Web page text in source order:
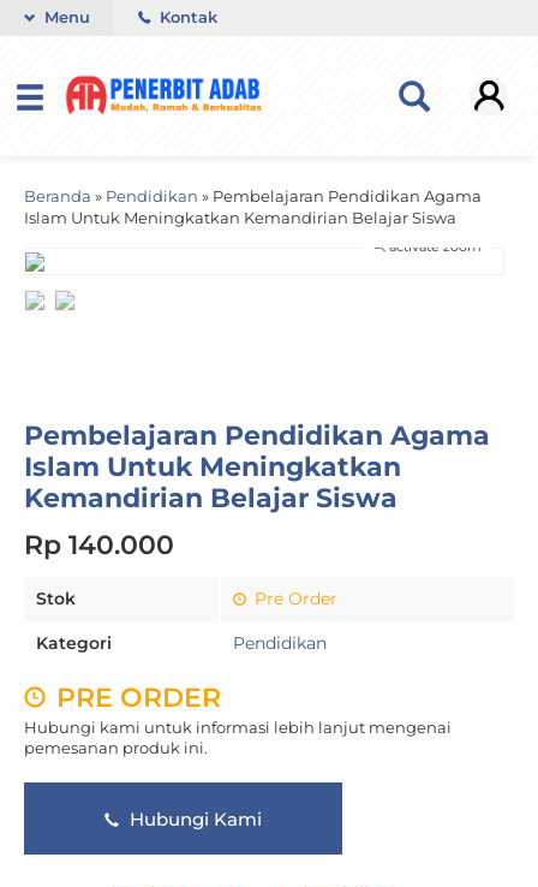
Menu Kontak
Beranda » Pendidikan » Pembelajaran Pendidikan Agama
Islam Untuk Meningkatkan Kemandirian Belajar Siswa
activate zoom
Pembelajaran Pendidikan Agama
Islam Untuk Meningkatkan
Kemandirian Belajar Siswa
Rp 140.000
Stok Pre Order
Kategori Pendidikan
PRE ORDER
Hubungi kami untuk informasi lebih lanjut mengenai
pemesanan produk ini.
Hubungi Kami